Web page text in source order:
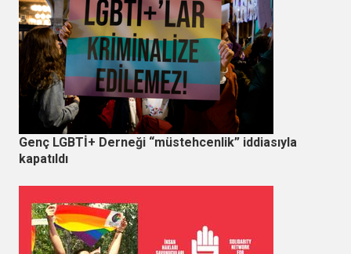
Genç LGBTİ+ Derneği “müstehcenlik” iddiasıyla
kapatıldı